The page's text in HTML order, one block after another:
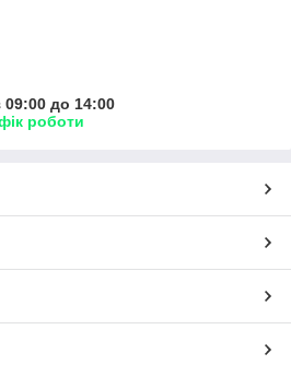
09:00 до 14:00
роботи